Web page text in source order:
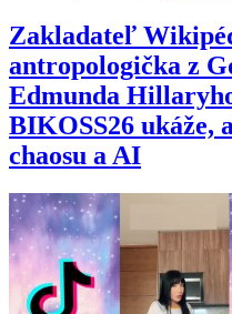
Zakladateľ
antropologička z
Edmunda
BIKOSS26 ukáže,
chaosu a AI